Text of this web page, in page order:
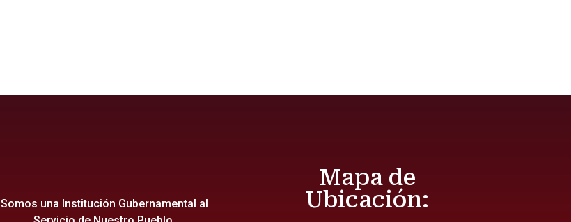
Somos una Institución Gubernamental al
Mapa de
Ubicación: